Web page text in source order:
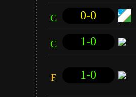
C 0-0
C 1-0
F 1-0